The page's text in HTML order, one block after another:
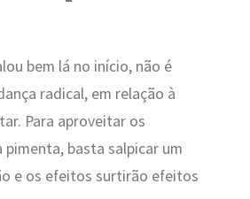
bem lá no início, não é
radical, em relação à
Para aproveitar os
pimenta, basta salpicar um
e os efeitos surtirão efeitos